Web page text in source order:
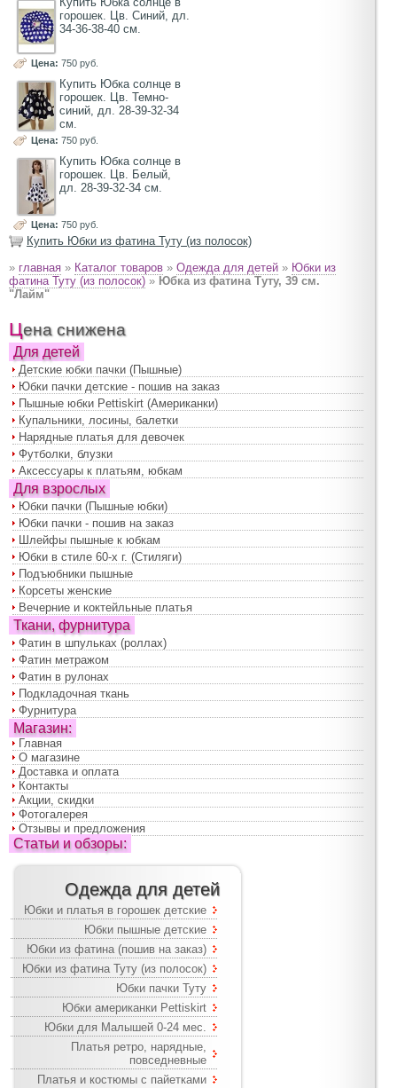
горошек. Цв. Синий, дл.
34-36-38-40 см.
Цена: 750 руб.
Купить Юбка солнце в
горошек. Цв. Темно-
синий, дл. 28-39-32-34
см.
Цена: 750 руб.
Купить Юбка солнце в
горошек. Цв. Белый,
дл. 28-39-32-34 см.
Цена: 750 руб.
Купить Юбки из фатина Туту (из полосок)
» главная » Каталог товаров » Одежда для детей » Юбки из
фатина Туту (из полосок) » Юбка из фатина Туту, 39 см.
"Лайм"
Цена снижена
Для детей
Детские юбки пачки (Пышные)
Юбки пачки детские - пошив на заказ
Пышные юбки Pettiskirt (Американки)
Купальники, лосины, балетки
Нарядные платья для девочек
Футболки, блузки
Аксессуары к платьям, юбкам
Для взрослых
Юбки пачки (Пышные юбки)
Юбки пачки - пошив на заказ
Шлейфы пышные к юбкам
Юбки в стиле 60-х г. (Стиляги)
Подъюбники пышные
Корсеты женские
Вечерние и коктейльные платья
Ткани, фурнитура
Фатин в шпульках (роллах)
Фатин метражом
Фатин в рулонах
Подкладочная ткань
Фурнитура
Магазин:
Главная
О магазине
Доставка и оплата
Контакты
Акции, скидки
Фотогалерея
Отзывы и предложения
Статьи и обзоры:
Одежда для детей
Юбки и платья в горошек детские
Юбки пышные детские
Юбки из фатина (пошив на заказ)
Юбки из фатина Туту (из полосок)
Юбки пачки Туту
Юбки американки Pettiskirt
Юбки для Малышей 0-24 мес.
Платья ретро, нарядные,
повседневные
Платья и костюмы с пайетками